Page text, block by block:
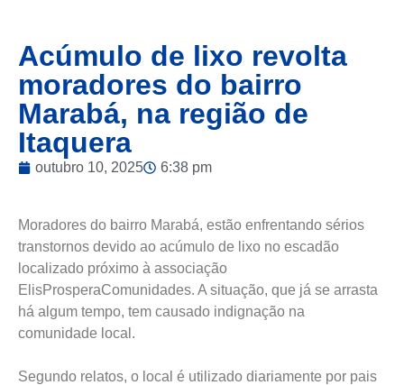
Acúmulo de lixo revolta
moradores do bairro
Marabá, na região de
Itaquera
outubro 10, 2025 6:38 pm
Moradores do bairro Marabá, estão enfrentando sérios
transtornos devido ao acúmulo de lixo no escadão
localizado próximo à associação
ElisProsperaComunidades. A situação, que já se arrasta
há algum tempo, tem causado indignação na
comunidade local.
Segundo relatos, o local é utilizado diariamente por pais